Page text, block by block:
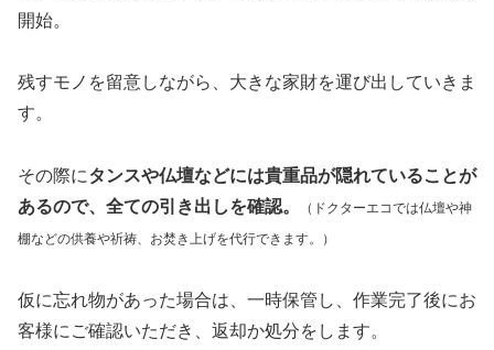
開始。
残すモノを留意しながら、大きな家財を運び出していきま
す。
その際にタンスや仏壇などには貴重品が隠れていることが
あるので、全ての引き出しを確認。
（ドクターエコでは仏壇や神
棚などの供養や祈祷、お焚き上げを代行できます。）
仮に忘れ物があった場合は、一時保管し、作業完了後にお
客様にご確認いただき、返却か処分をします。